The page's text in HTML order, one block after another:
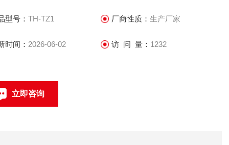
型号：TH-TZ1 厂商性质： 生产厂家
时间： 2026-06-02 访 问 量： 1232
立即咨询